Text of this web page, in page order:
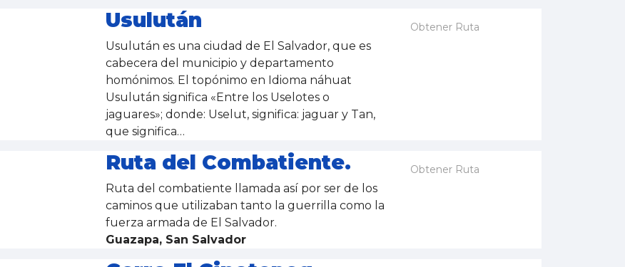
Usulután
Usulután es una ciudad de El Salvador, que es
cabecera del municipio y departamento
homónimos. El topónimo en Idioma náhuat
Usulután significa «Entre los Uselotes o
jaguares»; donde: Uselut, significa: jaguar y Tan,
que significa…
Obtener Ruta
Ruta del Combatiente.
Ruta del combatiente llamada así por ser de los
caminos que utilizaban tanto la guerrilla como la
fuerza armada de El Salvador.
Guazapa, San Salvador
Obtener Ruta